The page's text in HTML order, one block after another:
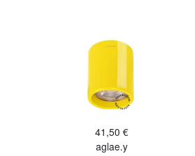
41,50 €
aglae.y